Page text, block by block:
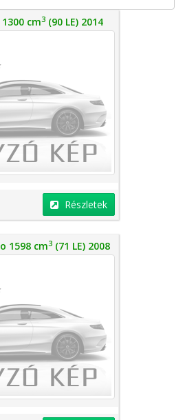
cm3(90 LE) 2014
Részletek
1598 cm3 (71 LE) 2008